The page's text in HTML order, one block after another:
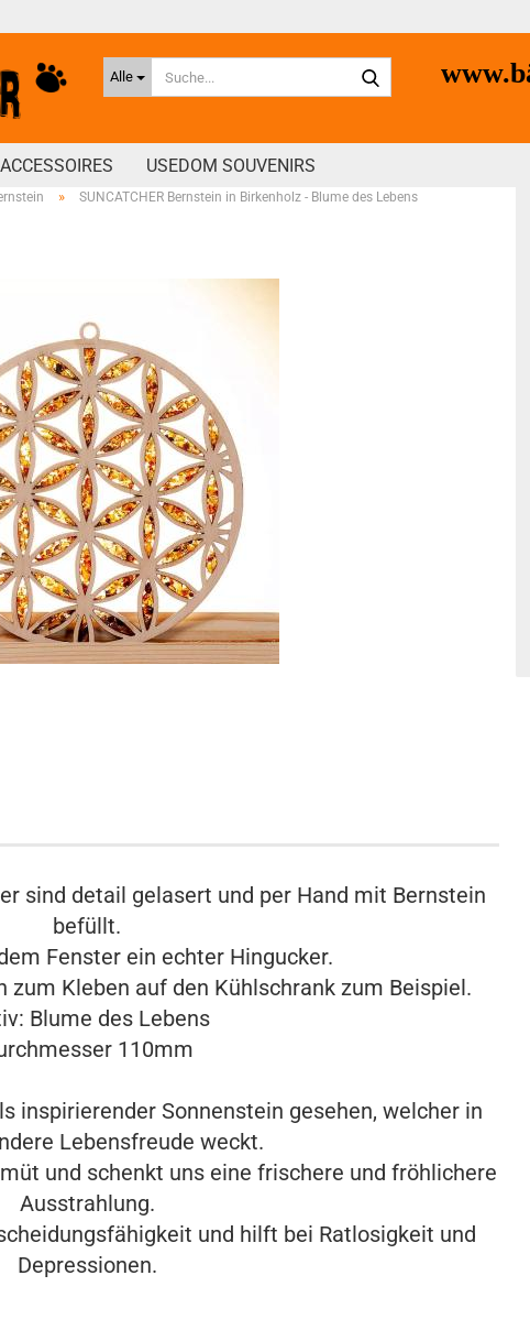
Alle
USEDOM SOUVENIRS
» SUNCATCHER Bernstein in Birkenholz - Blume des Lebens
sind detail gelasert und per Hand mit Bernstein
befüllt.
Fenster ein echter Hingucker.
Kleben auf den Kühlschrank zum Beispiel.
Blume des Lebens
110mm
inspirierender Sonnenstein gesehen, welcher in
Lebensfreude weckt.
und schenkt uns eine frischere und fröhlichere
Ausstrahlung.
und hilft bei Ratlosigkeit und
Depressionen.